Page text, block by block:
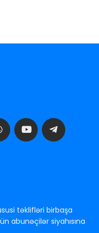
təklifləri birbaşa
abunəçilər siyahısına